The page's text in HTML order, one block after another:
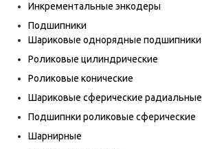
Инкрементальные энкодеры
Подшипники
Шариковые однорядные подшипники
Роликовые цилиндрические
Роликовые конические
Шариковые сферические радиальные
Подшипнки роликовые сферические
Шарнирные